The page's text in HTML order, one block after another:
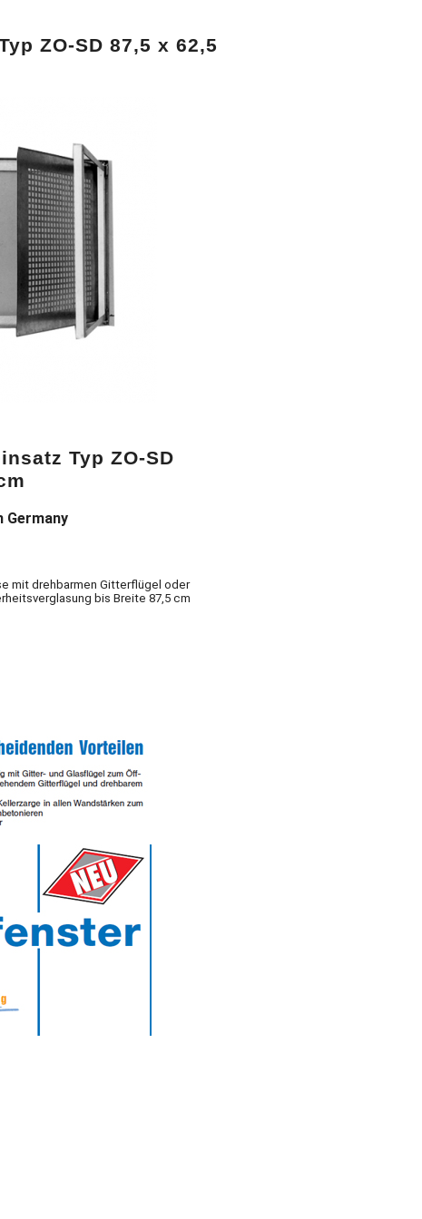
ZO-SD 87,5 x 62,5
Typ ZO-SD
Germany
mit drehbarmen Gitterflügel oder
bis Breite 87,5 cm